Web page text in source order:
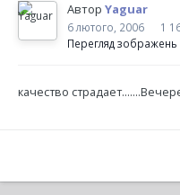
Автор Yaguar
6 лютого, 2006
1
Перегляд зображень
качество